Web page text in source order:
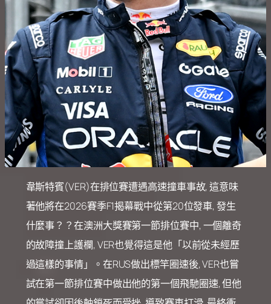
韋斯特賓(VER)在排位賽遭遇高速撞車事故, 這意味
著他將在2026賽季F1揭幕戰中從第20位發車, 發生
什麼事？？在澳洲大獎賽第一節排位賽中, 一個離奇
的故障撞上護欄, VER也覺得這是他「以前從未經歷
過這樣的事情」。在RUS做出標竿圈速後, VER也嘗
試在第一節排位賽中做出他的第一個飛馳圈速, 但他